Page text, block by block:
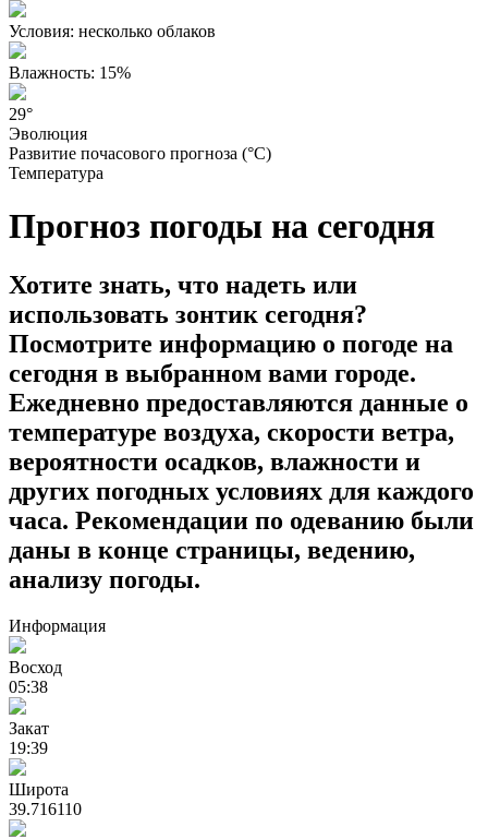
Условия: несколько облаков
Влажность: 15%
29°
Эволюция
Развитие почасового прогноза (°C)
Температура
Прогноз погоды на сегодня
Хотите знать, что надеть или
использовать зонтик сегодня?
Посмотрите информацию о погоде на
сегодня в выбранном вами городе.
Ежедневно предоставляются данные о
температуре воздуха, скорости ветра,
вероятности осадков, влажности и
других погодных условиях для каждого
часа. Рекомендации по одеванию были
даны в конце страницы, ведению,
анализу погоды.
Информация
Восход
05:38
Закат
19:39
Широта
39.716110